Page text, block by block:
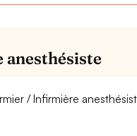
/ Infirmière